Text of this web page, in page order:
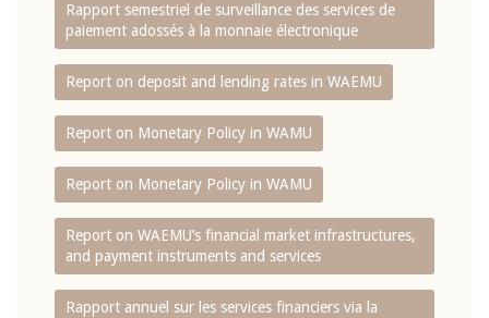
Rapport semestriel de surveillance des services de
paiement adossés à la monnaie électronique
Report on deposit and lending rates in WAEMU
Report on Monetary Policy in WAMU
Report on Monetary Policy in WAMU
Report on WAEMU’s financial market infrastructures,
and payment instruments and services
Rapport annuel sur les services financiers via la